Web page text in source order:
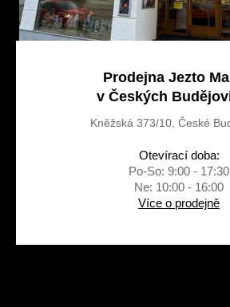
Prodejna Jezto
v Českých
Kněžská 373/10, České
Otevírací doba:
Po-So: 9:00 - 17:30
Ne: 10:00 - 16:00
Více o prodejně